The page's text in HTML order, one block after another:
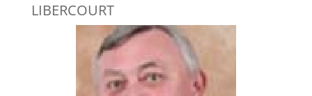
LIBERCOURT